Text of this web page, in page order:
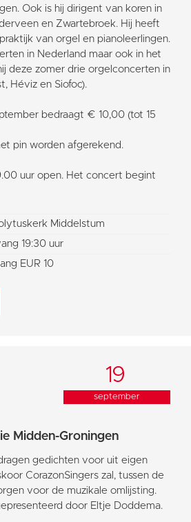
Ook is hij dirigent van koren in
en Zwartebroek. Hij heeft
van orgel en pianoleerlingen.
in Nederland maar ook in het
deze zomer drie orgelconcerten in
Héviz en Siofoc).
bedraagt € 10,00 (tot 15
pin worden afgerekend.
uur open. Het concert begint
Middelstum
19:30 uur
EUR 10
19
september
Midden-Groningen
gedichten voor uit eigen
CorazonSingers zal, tussen de
voor de muzikale omlijsting.
door Eltje Doddema.